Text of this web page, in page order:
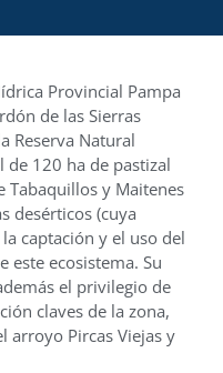
Provincial Pampa
de las Sierras
Reserva Natural
de 120 ha de pastizal
Tabaquillos y Maitenes
desérticos (cuya
captación y el uso del
este ecosistema. Su
el privilegio de
claves de la zona,
arroyo Pircas Viejas y